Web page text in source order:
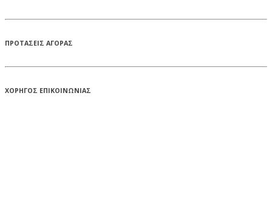
ΠΡΟΤΑΣΕΙΣ ΑΓΟΡΑΣ
ΧΟΡΗΓΟΣ ΕΠΙΚΟΙΝΩΝΙΑΣ